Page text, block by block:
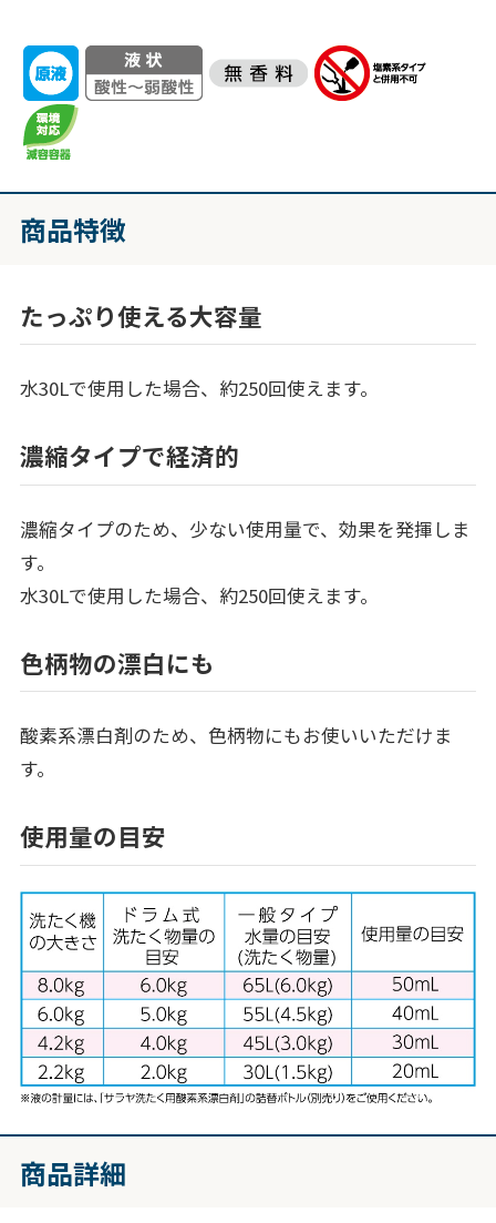
商品特徴
たっぷり使える大容量
水30Lで使用した場合、約250回使えます。
濃縮タイプで経済的
濃縮タイプのため、少ない使用量で、効果を発揮しま
す。
水30Lで使用した場合、約250回使えます。
色柄物の漂白にも
酸素系漂白剤のため、色柄物にもお使いいただけま
す。
使用量の目安
商品詳細